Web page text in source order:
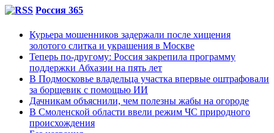
Россия 365
Курьера мошенников задержали после хищения
золотого слитка и украшения в Москве
Теперь по-другому: Россия закрепила программу
поддержки Абхазии на пять лет
В Подмосковье владельца участка впервые оштрафовали
за борщевик с помощью ИИ
Дачникам объяснили, чем полезны жабы на огороде
В Смоленской области ввели режим ЧС природного
происхождения